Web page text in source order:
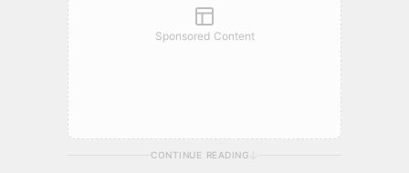
Sponsored Content
CONTINUE READING